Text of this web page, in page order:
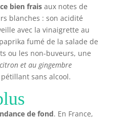
bien fraisaux notes de
blanches : son acidité
avec la vinaigrette au
fumé de la salade de
ou les non-buveurs, une
et au gingembre
sans alcool.
de fond. En France,